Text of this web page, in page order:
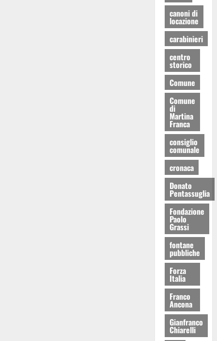
canoni di
locazione
carabinieri
centro
storico
Comune
Comune
di
Martina
Franca
consiglio
comunale
cronaca
Donato
Pentassuglia
Fondazione
Paolo
Grassi
fontane
pubbliche
Forza
Italia
Franco
Ancona
Gianfranco
Chiarelli